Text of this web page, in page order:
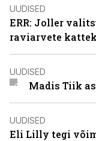
UUDISED
ERR: Joller
raviarvete
UUDISED
Madis Tiik
UUDISED
Eli Lilly tegi